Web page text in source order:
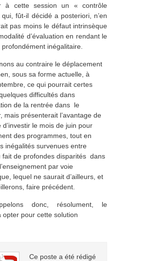
à cette session un « contrôle
fût-il décidé a posteriori, n’en
pas moins le défaut intrinsèque
d’évaluation en rendant le
profondément inégalitaire.
au contraire le déplacement
sous sa forme actuelle, à
ce qui pourrait certes
difficultés dans
de la rentrée dans le
mais présenterait l’avantage de
d’investir le mois de juin pour
des programmes, tout en
inégalités survenues entre
fait de profondes disparités dans
par voie
lequel ne saurait d’ailleurs, et
faire précédent.
donc, résolument, le
opter pour cette solution
Ce poste a été rédigé